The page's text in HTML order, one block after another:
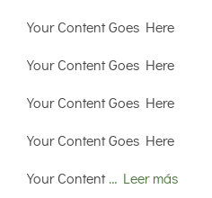
Your Content Goes Here
Your Content Goes Here
Your Content Goes Here
Your Content Goes Here
Your Content… Leer más